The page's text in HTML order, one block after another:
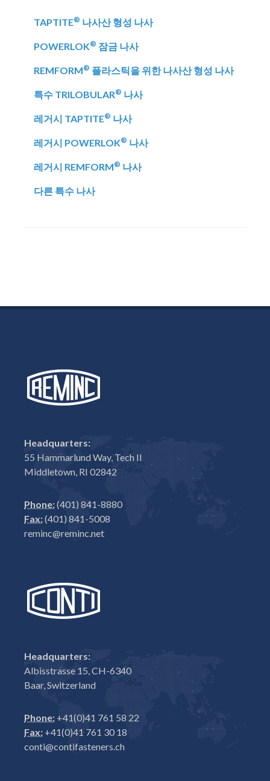
TAPTITE® 나사산 형성 나사
POWERLOK® 잠금 나사
REMFORM® 플라스틱을 위한 나사산 형성 나사
특수 TRILOBULAR® 나사
레거시 TAPTITE® 나사
레거시 POWERLOK® 나사
레거시 REMFORM® 나사
다른 특수 나사
Headquarters:
55 Hammarlund Way, Tech II
Middletown, RI 02842
Phone:(401) 841-8880
Fax:(401) 841-5008
reminc@reminc.net
Headquarters:
Albisstrasse 15, CH-6340
Baar, Switzerland
Phone: +41(0)41 761 58 22
Fax: +41(0)41 761 30 18
conti@contifasteners.ch